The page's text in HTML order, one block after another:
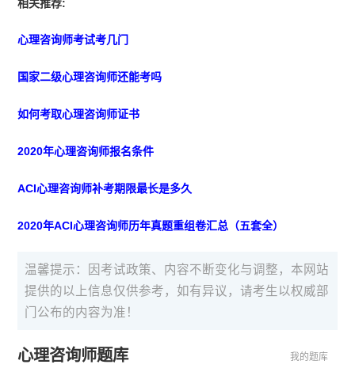
相关推荐:
心理咨询师考试考几门
国家二级心理咨询师还能考吗
如何考取心理咨询师证书
2020年心理咨询师报名条件
ACI心理咨询师补考期限最长是多久
2020年ACI心理咨询师历年真题重组卷汇总（五套全）
温馨提示：因考试政策、内容不断变化与调整，本网站
提供的以上信息仅供参考，如有异议，请考生以权威部
门公布的内容为准！
心理咨询师题库 我的题库